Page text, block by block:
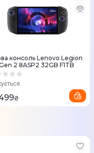
консоль Lenovo Legion
2 8ASP2 32GB F1TB
₴